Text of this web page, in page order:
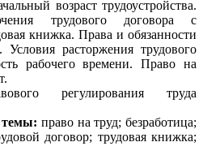
возраст трудоустройства.
трудового договора с
книжка. Права и обязанности
Условия расторжения трудового
рабочего времени. Право на
регулирования труда
темы:право на труд; безработица;
договор; трудовая книжка;